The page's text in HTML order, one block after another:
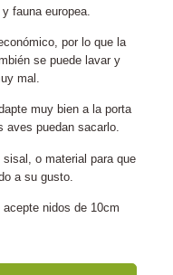
fauna europea.
por lo que la
se puede lavar y
mal.
muy bien a la porta
aves puedan sacarlo.
o material para que
a su gusto.
nidos de 10cm